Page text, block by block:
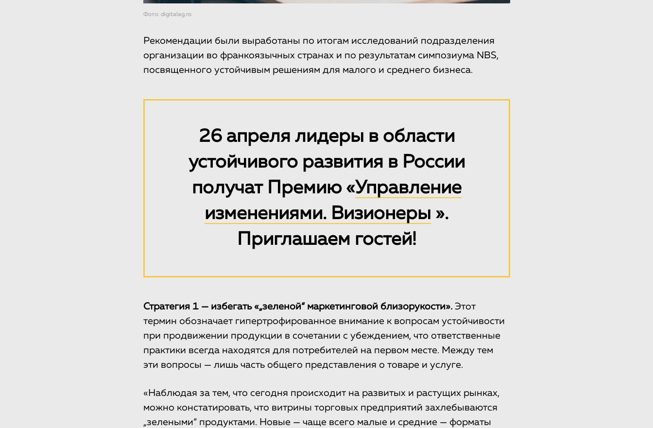
Фото: digitalag.ro
Рекомендации были выработаны по итогам исследований подразделения
организации во франкоязычных странах и по результатам симпозиума NBS,
посвященного устойчивым решениям для малого и среднего бизнеса.
26 апреля лидеры в области
устойчивого развития в России
получат Премию «Управление
изменениями. Визионеры ».
Приглашаем гостей!
Стратегия 1 — избегать «„зеленой“ маркетинговой близорукости».Этот
термин обозначает гипертрофированное внимание к вопросам устойчивости
при продвижении продукции в сочетании с убеждением, что ответственные
практики всегда находятся для потребителей на первом месте. Между тем
эти вопросы — лишь часть общего представления о товаре и услуге.
«Наблюдая за тем, что сегодня происходит на развитых и растущих рынках,
можно констатировать, что витрины торговых предприятий захлебываются
„зелеными“ продуктами. Новые — чаще всего малые и средние — форматы